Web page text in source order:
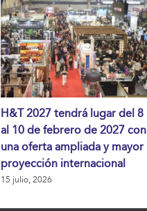
H&T 2027 tendrá lugar del 8
al 10 de febrero de 2027 con
una oferta ampliada y mayor
proyección internacional
15 julio, 2026